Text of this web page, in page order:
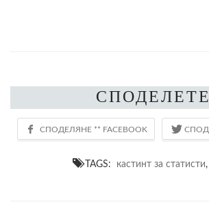
СПОДЕЛЕТЕ
TAGS: кастинт за статисти,